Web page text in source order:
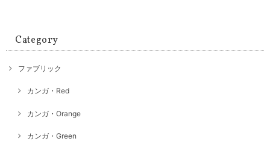
Category
ファブリック
カンガ・Red
カンガ・Orange
カンガ・Green